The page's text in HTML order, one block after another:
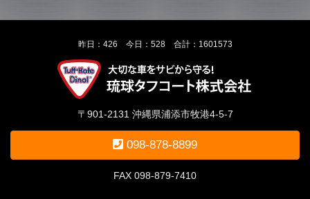
昨日：426 今日：528 合計：1601573
〒901-2131 沖縄県浦添市牧港4-5-7
098-878-8899
FAX 098-879-7410